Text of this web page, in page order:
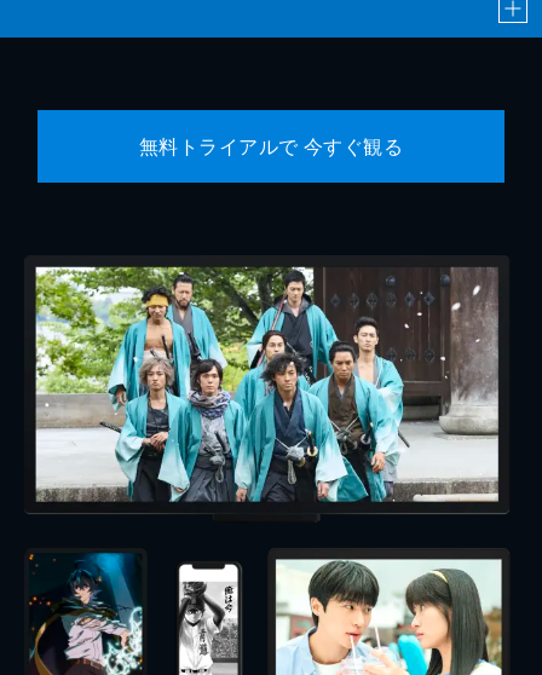
無料トライアルで 今すぐ観る